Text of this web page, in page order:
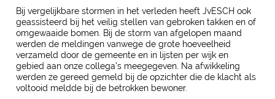
Bij vergelijkbare stormen in het verleden heeft JvESCH ook
geassisteerd bij het veilig stellen van gebroken takken en of
omgewaaide bomen. Bij de storm van afgelopen maand
werden de meldingen vanwege de grote hoeveelheid
verzameld door de gemeente en in lijsten per wijk en
gebied aan onze collega’s meegegeven. Na afwikkeling
werden ze gereed gemeld bij de opzichter die de klacht als
voltooid meldde bij de betrokken bewoner.